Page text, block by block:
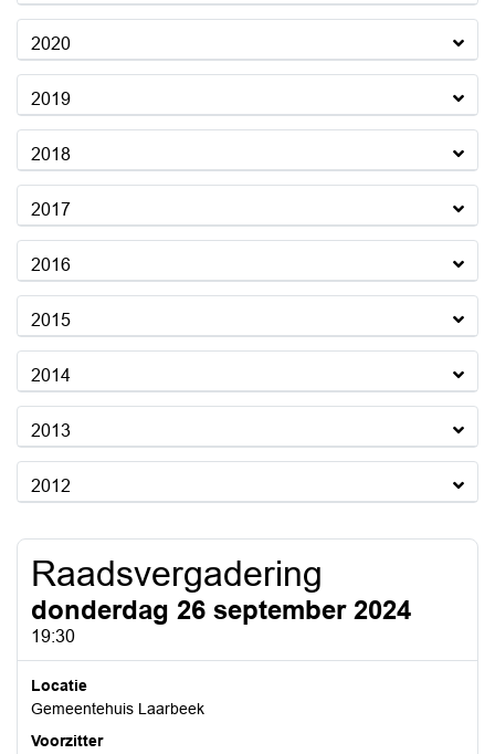
2020
2019
2018
2017
2016
2015
2014
2013
2012
Raadsvergadering
donderdag 26 september 2024
19:30
Locatie
Gemeentehuis Laarbeek
Voorzitter